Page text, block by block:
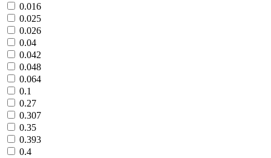
0.016
0.025
0.026
0.04
0.042
0.048
0.064
0.1
0.27
0.307
0.35
0.393
0.4